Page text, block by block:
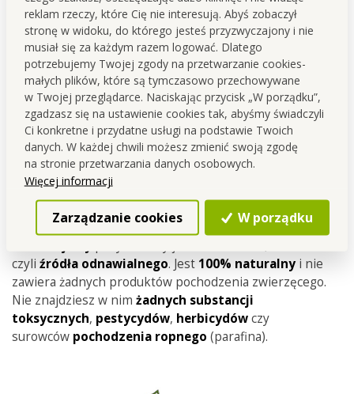
reklam rzeczy, które Cię nie interesują. Abyś zobaczył
stronę w widoku, do którego jesteś przyzwyczajony i nie
musiał się za każdym razem logować. Dlatego
potrzebujemy Twojej zgody na przetwarzanie cookies-
małych plików, które są tymczasowo przechowywane
w Twojej przeglądarce. Naciskając przycisk „W porządku”,
zgadzasz się na ustawienie cookies tak, abyśmy świadczyli
Ci konkretne i przydatne usługi na podstawie Twoich
danych. W każdej chwili możesz zmienić swoją zgodę
na stronie przetwarzania danych osobowych.
Więcej informacji
Zarządzanie cookies W porządku
Czy wiesz, że…
czyli źródła odnawialnego. Jest 100% naturalny i nie
zawiera żadnych produktów pochodzenia zwierzęcego.
Nie znajdziesz w nim żadnych substancji
toksycznych, pestycydów, herbicydówczy
surowców pochodzenia ropnego (parafina).